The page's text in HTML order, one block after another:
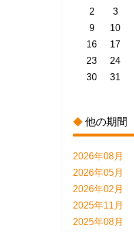
2
3
9
10
16
17
23
24
30
31
◆ 他の期間
2026年08月
2026年05月
2026年02月
2025年11月
2025年08月